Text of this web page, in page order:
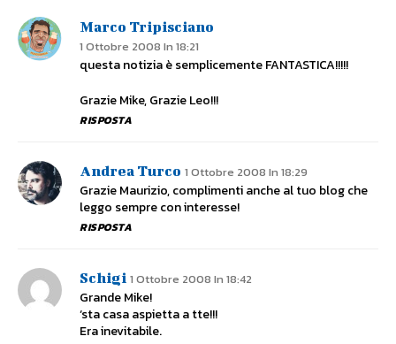
Marco Tripisciano
1 Ottobre 2008 In 18:21
questa notizia è semplicemente FANTASTICA!!!!!
Grazie Mike, Grazie Leo!!!
RISPOSTA
Andrea Turco 1 Ottobre 2008 In 18:29
Grazie Maurizio, complimenti anche al tuo blog che
leggo sempre con interesse!
RISPOSTA
Schigi 1 Ottobre 2008 In 18:42
Grande Mike!
‘sta casa aspietta a tte!!!
Era inevitabile.